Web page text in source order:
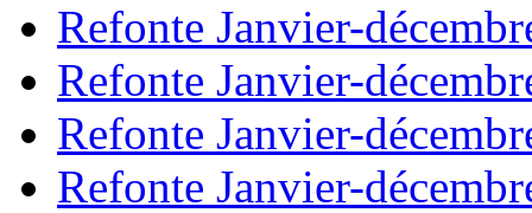
Refonte Janvier-
Refonte Janvier-
Refonte Janvier-
Refonte Janvier-